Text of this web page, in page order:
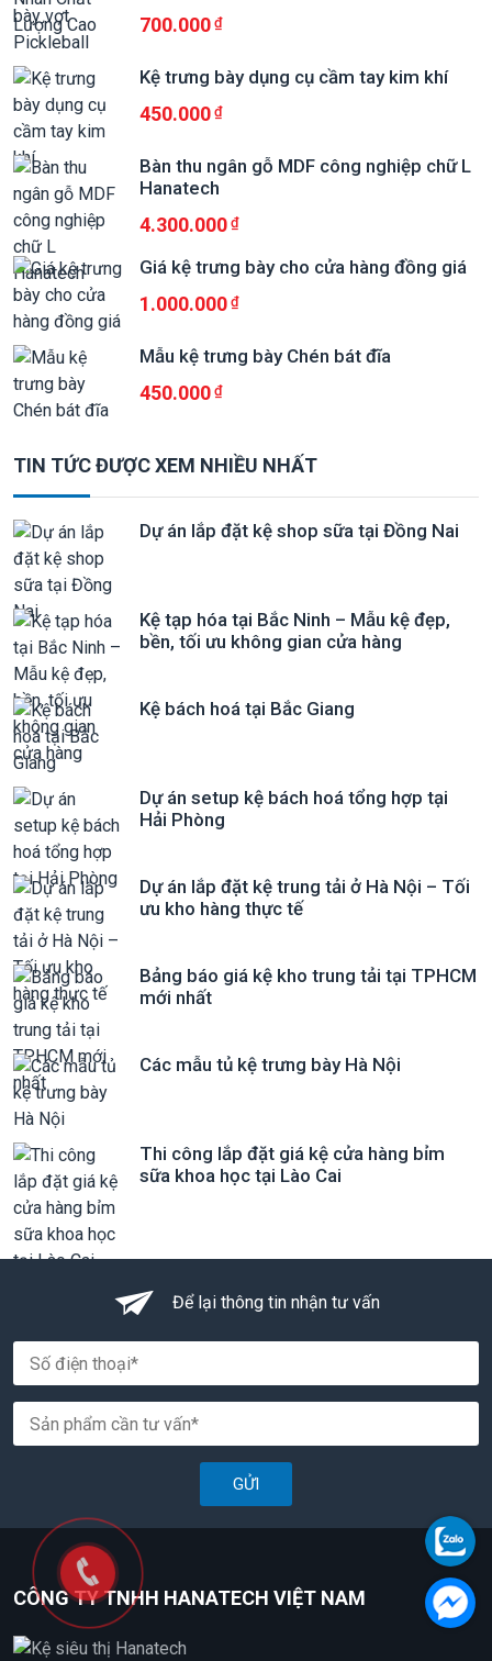
700.000
Kệ trưng bày dụng cụ cầm tay kim khí
450.000
Bàn thu ngân gỗ MDF công nghiệp chữ L
Hanatech
4.300.000
Giá kệ trưng bày cho cửa hàng đồng giá
1.000.000
Mẫu kệ trưng bày Chén bát đĩa
450.000
TIN TỨC ĐƯỢC XEM NHIỀU NHẤT
Dự án lắp đặt kệ shop sữa tại Đồng Nai
Kệ tạp hóa tại Bắc Ninh – Mẫu kệ đẹp,
bền, tối ưu không gian cửa hàng
Kệ bách hoá tại Bắc Giang
Dự án setup kệ bách hoá tổng hợp tại
Hải Phòng
Dự án lắp đặt kệ trung tải ở Hà Nội – Tối
ưu kho hàng thực tế
Bảng báo giá kệ kho trung tải tại TPHCM
mới nhất
Các mẫu tủ kệ trưng bày Hà Nội
Thi công lắp đặt giá kệ cửa hàng bỉm
sữa khoa học tại Lào Cai
Để lại thông tin nhận tư vấn
GỬI
CÔNG TY TNHH HANATECH VIỆT NAM